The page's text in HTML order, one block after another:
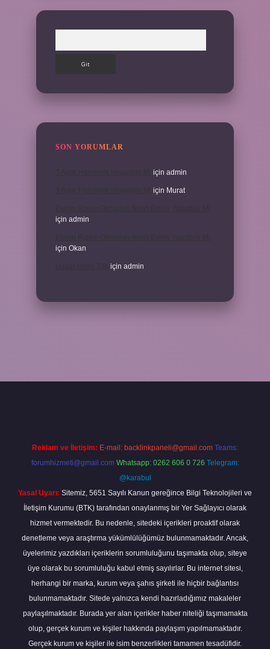
SON YORUMLAR
için admin
için Murat
için admin
Eşinin Rızası Olmadan Ikinci Evlilik Yapabilir Mi
için Okan
için admin
Reklam ve İletişim: E-mail: backlinkpaneli@gmail.com Teams:
forumhizmeti@gmail.com Whatsapp: 0262 606 0 726 Telegram:
@karabul
Yasal Uyarı: Sitemiz, 5651 Sayılı Kanun gereğince Bilgi Teknolojileri ve
İletişim Kurumu (BTK) tarafından onaylanmış bir Yer Sağlayıcı olarak
hizmet vermektedir. Bu nedenle, sitedeki içerikleri proaktif olarak
denetleme veya araştırma yükümlülüğümüz bulunmamaktadır. Ancak,
üyelerimiz yazdıkları içeriklerin sorumluluğunu taşımakta olup, siteye
üye olarak bu sorumluluğu kabul etmiş sayılırlar. Bu internet sitesi,
herhangi bir marka, kurum veya şahıs şirketi ile hiçbir bağlantısı
bulunmamaktadır. Sitede yalnızca kendi hazırladığımız makaleler
paylaşılmaktadır. Burada yer alan içerikler haber niteliği taşımamakta
olup, gerçek kurum ve kişiler hakkında paylaşım yapılmamaktadır.
Gerçek kurum ve kişiler ile isim benzerlikleri tamamen tesadüfidir.